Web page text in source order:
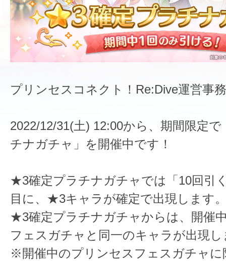
プリンセスコネクト！Re:Dive運営事
2022/12/31(土) 12:00から、期間限定
チナガチャ」を開催中です！
★3確定プラチナガチャでは「10回引
目に、★3キャラが確定で出現します
★3確定プラチナガチャからは、開催
フェスガチャと同一のキャラが出現し
※開催中のプリンセスフェスガチャに